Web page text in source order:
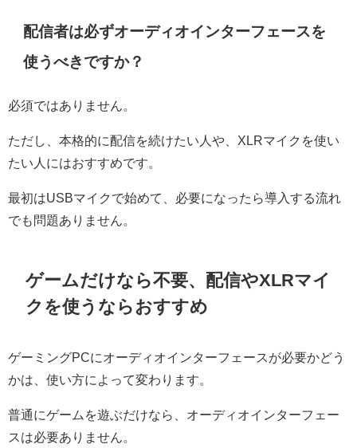
配信者は必ずオーディオインターフェースを
使うべきですか？
必須ではありません。
ただし、本格的に配信を続けたい人や、XLRマイクを使い
たい人にはおすすめです。
最初はUSBマイクで始めて、必要になったら導入する流れ
でも問題ありません。
ゲームだけなら不要、配信やXLRマイ
クを使うならおすすめ
ゲーミングPCにオーディオインターフェースが必要かどう
かは、使い方によって変わります。
普通にゲームを遊ぶだけなら、オーディオインターフェー
スは必要ありません。